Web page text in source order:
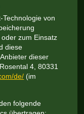
von
zum Einsatz
diese
dieser
4, 80331
de/ (im
folgende